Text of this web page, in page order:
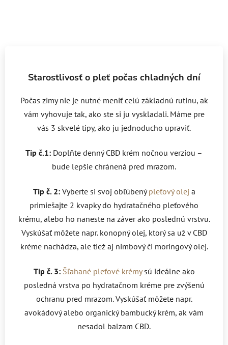
Starostlivosť o pleť počas chladných dní
Počas zimy nie je nutné meniť celú základnú rutinu, ak
vám vyhovuje tak, ako ste si ju vyskladali. Máme pre
vás 3 skvelé tipy, ako ju jednoducho upraviť.
Tip č.1: Doplňte denný CBD krém nočnou verziou –
bude lepšie chránená pred mrazom.
Tip č. 2: Vyberte si svoj obľúbený pleťový olej a
primiešajte 2 kvapky do hydratačného pleťového
krému, alebo ho naneste na záver ako poslednú vrstvu.
Vyskúšať môžete napr. konopný olej, ktorý sa už v CBD
kréme nachádza, ale tiež aj nimbový či moringový olej.
Tip č. 3: Šľahané pleťové krémy sú ideálne ako
posledná vrstva po hydratačnom kréme pre zvýšenú
ochranu pred mrazom. Vyskúšať môžete napr.
avokádový alebo organický bambucký krém, ak vám
nesadol balzam CBD.